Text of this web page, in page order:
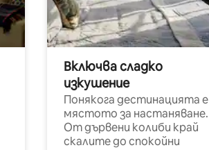
Включва сладко
изкушение
Понякога дестинацията е
мястото за настаняване.
От дървени колиби край
скалите до спокойни